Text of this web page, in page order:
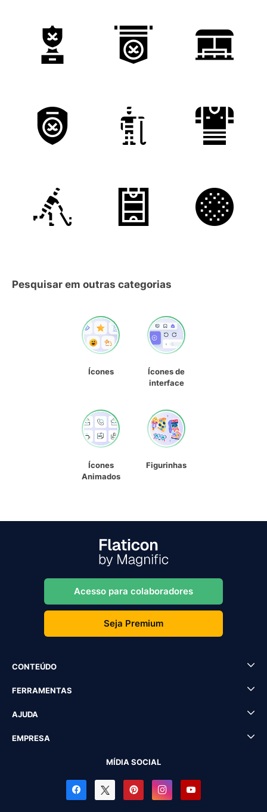
Pesquisar em outras categorias
Ícones
Ícones de
interface
Ícones
Animados
Figurinhas
Acesso para colaboradores
Seja Premium
CONTEÚDO
FERRAMENTAS
AJUDA
EMPRESA
MÍDIA SOCIAL